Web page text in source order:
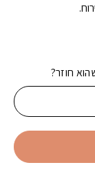
חוזר?